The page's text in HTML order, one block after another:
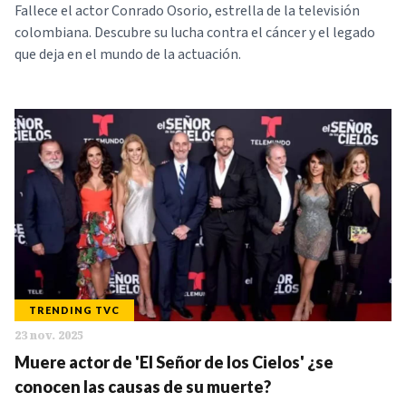
Fallece el actor Conrado Osorio, estrella de la televisión
colombiana. Descubre su lucha contra el cáncer y el legado
que deja en el mundo de la actuación.
TRENDING TVC
23 nov. 2025
Muere actor de 'El Señor de los Cielos' ¿se
conocen las causas de su muerte?